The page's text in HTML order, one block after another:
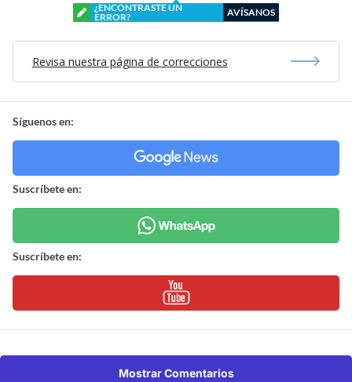
¿ENCONTRASTE UN
ERROR?
AVÍSANOS
Revisa nuestra página de correcciones
Síguenos en:
Suscríbete en:
Suscríbete en:
Mostrar Comentarios